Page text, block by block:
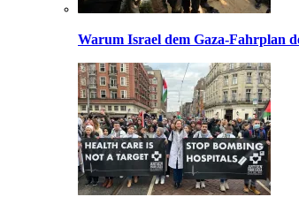
Warum Israel dem Gaza-Fahrplan